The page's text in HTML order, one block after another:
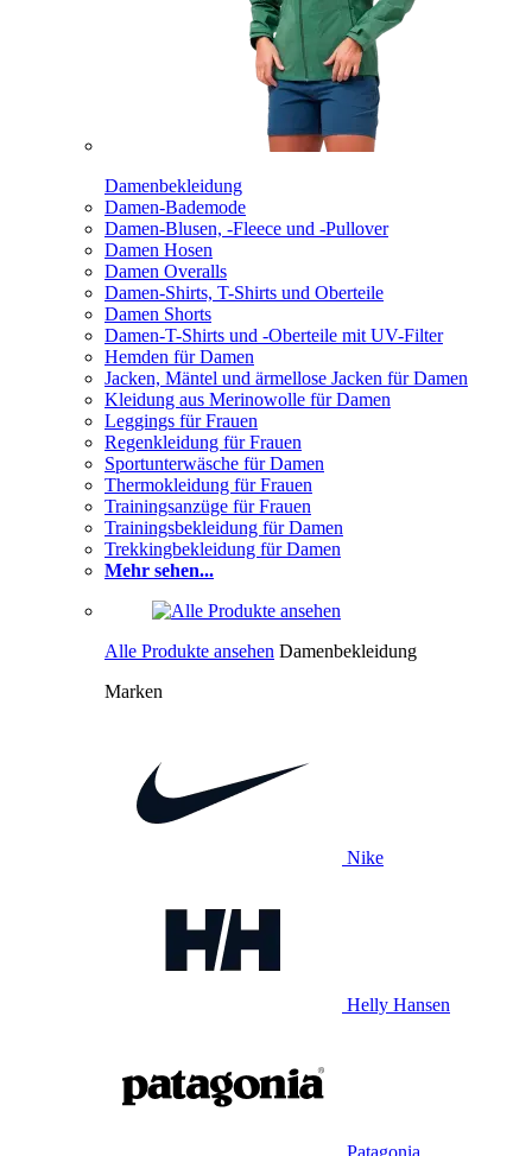
Damenbekleidung
Damen-Bademode
Damen-Blusen, -Fleece und -Pullover
Damen Hosen
Damen Overalls
Damen-Shirts, T-Shirts und Oberteile
Damen Shorts
Damen-T-Shirts und -Oberteile mit UV-Filter
Hemden für Damen
Jacken, Mäntel und ärmellose Jacken für Damen
Kleidung aus Merinowolle für Damen
Leggings für Frauen
Regenkleidung für Frauen
Sportunterwäsche für Damen
Thermokleidung für Frauen
Trainingsanzüge für Frauen
Trainingsbekleidung für Damen
Trekkingbekleidung für Damen
Mehr sehen...
Alle Produkte ansehen Damenbekleidung
Marken
Nike
Helly Hansen
Patagonia